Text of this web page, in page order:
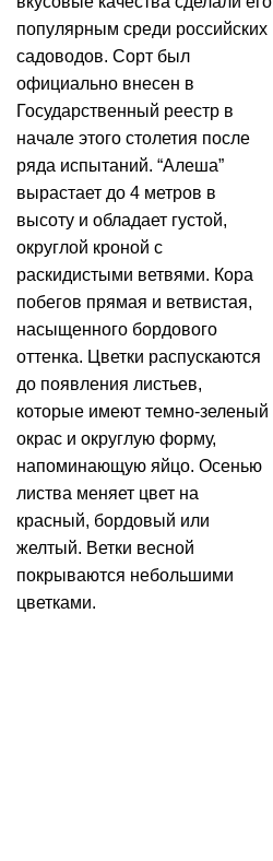
популярным среди российских
садоводов. Сорт был
официально внесен в
Государственный реестр в
начале этого столетия после
ряда испытаний. “Алеша”
вырастает до 4 метров в
высоту и обладает густой,
округлой кроной с
раскидистыми ветвями. Кора
побегов прямая и ветвистая,
насыщенного бордового
оттенка. Цветки распускаются
до появления листьев,
которые имеют темно-зеленый
окрас и округлую форму,
напоминающую яйцо. Осенью
листва меняет цвет на
красный, бордовый или
желтый. Ветки весной
покрываются небольшими
цветками.